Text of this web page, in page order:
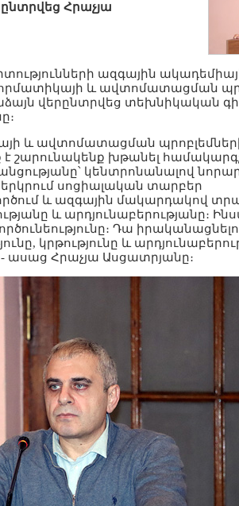
Հրաչյա
ազգային
և ավտոմատացման
վերընտրվեց տեխնիկական
և ավտոմատացման
շարունակենք խթանել
կենտրոնանալով
սոցիալական տարբեր
և ազգային մակարդակով
և արդյունաբերությանը։
Դա
կրթությունը և
ասաց Հրաչյա Ասցատրյանը։